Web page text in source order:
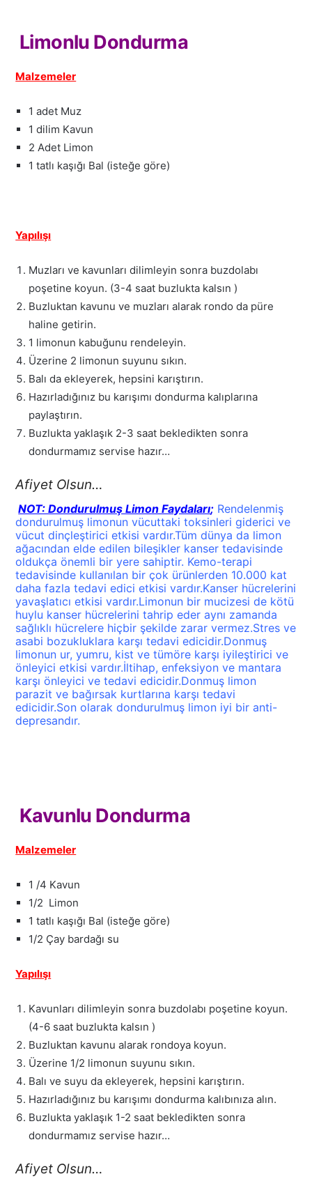
Limonlu Dondurma
Malzemeler
1 adet Muz
1 dilim Kavun
2 Adet Limon
1 tatlı kaşığı Bal (isteğe göre)
Yapılışı
Muzları ve kavunları dilimleyin sonra buzdolabı
poşetine koyun. (3-4 saat buzlukta kalsın )
Buzluktan kavunu ve muzları alarak rondo da püre
haline getirin.
1 limonun kabuğunu rendeleyin.
Üzerine 2 limonun suyunu sıkın.
Balı da ekleyerek, hepsini karıştırın.
Hazırladığınız bu karışımı dondurma kalıplarına
paylaştırın.
Buzlukta yaklaşık 2-3 saat bekledikten sonra
dondurmamız servise hazır…
Afiyet Olsun…
NOT: Dondurulmuş Limon Faydaları; Rendelenmiş
dondurulmuş limonun vücuttaki toksinleri giderici ve
vücut dinçleştirici etkisi vardır.Tüm dünya da limon
ağacından elde edilen bileşikler kanser tedavisinde
oldukça önemli bir yere sahiptir. Kemo-terapi
tedavisinde kullanılan bir çok ürünlerden 10.000 kat
daha fazla tedavi edici etkisi vardır.Kanser hücrelerini
yavaşlatıcı etkisi vardır.Limonun bir mucizesi de kötü
huylu kanser hücrelerini tahrip eder aynı zamanda
sağlıklı hücrelere hiçbir şekilde zarar vermez.Stres ve
asabi bozukluklara karşı tedavi edicidir.Donmuş
limonun ur, yumru, kist ve tümöre karşı iyileştirici ve
önleyici etkisi vardır.İltihap, enfeksiyon ve mantara
karşı önleyici ve tedavi edicidir.Donmuş limon
parazit ve bağırsak kurtlarına karşı tedavi
edicidir.Son olarak dondurulmuş limon iyi bir anti-
depresandır.
Kavunlu Dondurma
Malzemeler
1 /4 Kavun
1/2 Limon
1 tatlı kaşığı Bal (isteğe göre)
1/2 Çay bardağı su
Yapılışı
Kavunları dilimleyin sonra buzdolabı poşetine koyun.
(4-6 saat buzlukta kalsın )
Buzluktan kavunu alarak rondoya koyun.
Üzerine 1/2 limonun suyunu sıkın.
Balı ve suyu da ekleyerek, hepsini karıştırın.
Hazırladığınız bu karışımı dondurma kalıbınıza alın.
Buzlukta yaklaşık 1-2 saat bekledikten sonra
dondurmamız servise hazır…
Afiyet Olsun…